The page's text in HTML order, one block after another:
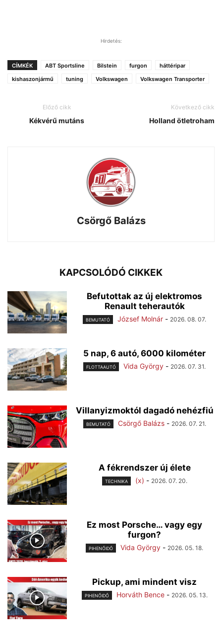
Hirdetés:
CÍMKÉK ABT Sportsline Bilstein furgon
háttéripar
kishaszonjármű
tuning Volkswagen Volkswagen Transporter
Előző cikk
Kékvérű mutáns
Következő cikk
Holland ötletroham
Csörgő Balázs
KAPCSOLÓDÓ CIKKEK
Befutottak az új elektromos
Renault teherautók
BEMUTATÓ József Molnár - 2026. 08. 07.
5 nap, 6 autó, 6000 kilométer
FLOTTAAUTÓ Vida György - 2026. 07. 31.
Villanyizmoktól dagadó nehézfiú
BEMUTATÓ Csörgő Balázs - 2026. 07. 21.
A fékrendszer új élete
TECHNIKA (x) - 2026. 07. 20.
Ez most Porsche… vagy egy
furgon?
PIHENŐIDŐ Vida György - 2026. 05. 18.
Pickup, ami mindent visz
PIHENŐIDŐ Horváth Bence - 2026. 05. 13.